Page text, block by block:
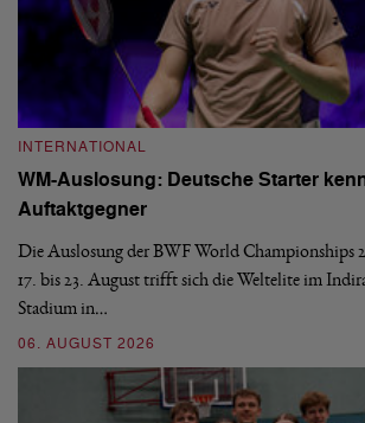
INTERNATIONAL
WM-Auslosung: Deutsche Starter
Auftaktgegner
Die Auslosung der BWF World Championships
17. bis 23. August trifft sich die Weltelite im
Stadium in…
06. AUGUST 2026